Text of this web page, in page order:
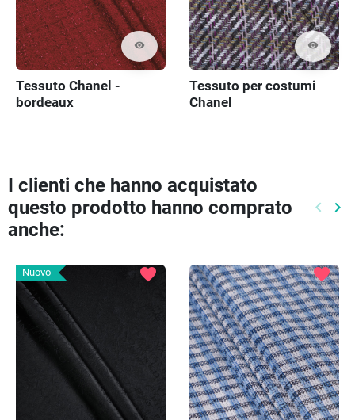
visibility
Tessuto Chanel -
bordeaux
visibility
Tessuto per costumi
Chanel
I clienti che hanno acquistato
questo prodotto hanno comprato
anche:
keyboard_arrow_left keyboard_arrow_right
Nuovo favorite favorite